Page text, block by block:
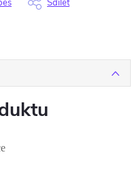
Sdílet